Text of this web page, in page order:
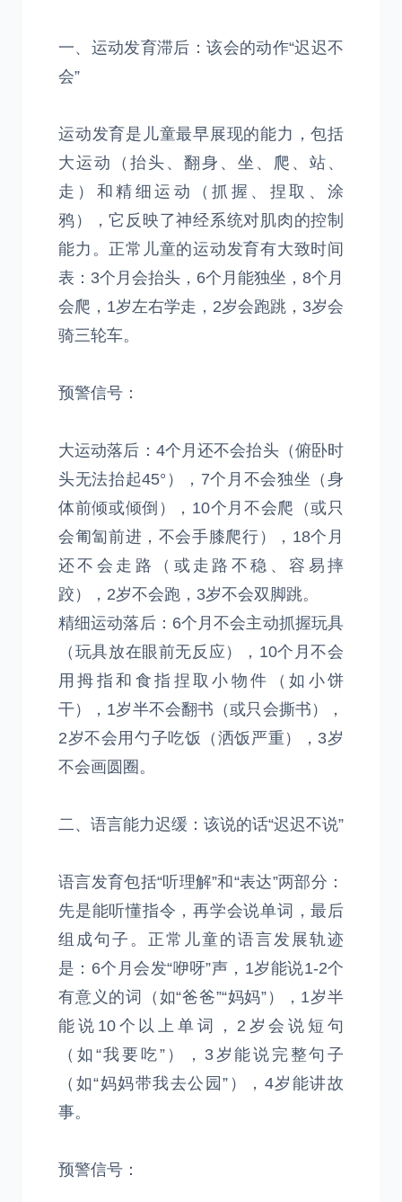
一、运动发育滞后：该会的动作“迟迟不
会”
运动发育是儿童最早展现的能力，包括
大运动（抬头、翻身、坐、爬、站、
走）和精细运动（抓握、捏取、涂
鸦），它反映了神经系统对肌肉的控制
能力。正常儿童的运动发育有大致时间
表：3个月会抬头，6个月能独坐，8个月
会爬，1岁左右学走，2岁会跑跳，3岁会
骑三轮车。
预警信号：
大运动落后：4个月还不会抬头（俯卧时
头无法抬起45°），7个月不会独坐（身
体前倾或倾倒），10个月不会爬（或只
会匍匐前进，不会手膝爬行），18个月
还不会走路（或走路不稳、容易摔
跤），2岁不会跑，3岁不会双脚跳。
精细运动落后：6个月不会主动抓握玩具
（玩具放在眼前无反应），10个月不会
用拇指和食指捏取小物件（如小饼
干），1岁半不会翻书（或只会撕书），
2岁不会用勺子吃饭（洒饭严重），3岁
不会画圆圈。
二、语言能力迟缓：该说的话“迟迟不说”
语言发育包括“听理解”和“表达”两部分：
先是能听懂指令，再学会说单词，最后
组成句子。正常儿童的语言发展轨迹
是：6个月会发“咿呀”声，1岁能说1-2个
有意义的词（如“爸爸”“妈妈”），1岁半
能说10个以上单词，2岁会说短句
（如“我要吃”），3岁能说完整句子
（如“妈妈带我去公园”），4岁能讲故
事。
预警信号：